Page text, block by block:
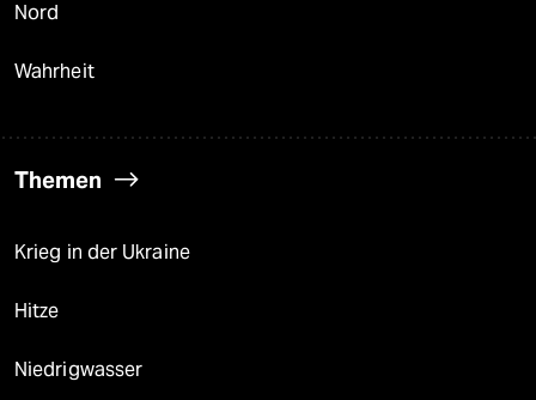
Nord
Wahrheit
Themen
Krieg in der Ukraine
Hitze
Niedrigwasser